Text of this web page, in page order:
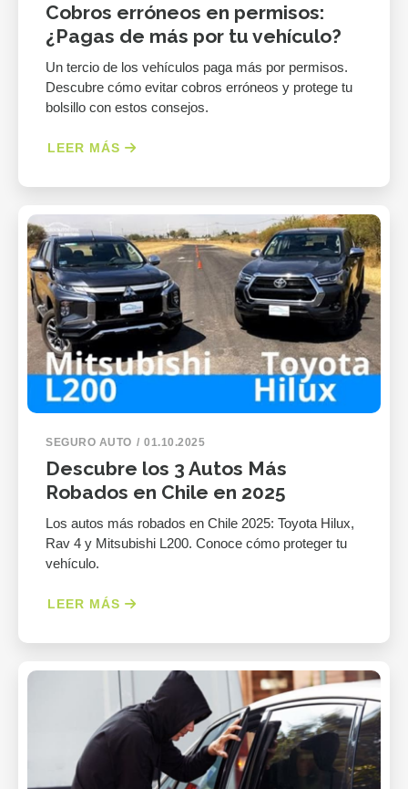
Cobros erróneos en permisos:
¿Pagas de más por tu vehículo?
Un tercio de los vehículos paga más por permisos.
Descubre cómo evitar cobros erróneos y protege tu
bolsillo con estos consejos.
LEER MÁS
SEGURO AUTO 01.10.2025
Descubre los 3 Autos Más
Robados en Chile en 2025
Los autos más robados en Chile 2025: Toyota Hilux,
Rav 4 y Mitsubishi L200. Conoce cómo proteger tu
vehículo.
LEER MÁS